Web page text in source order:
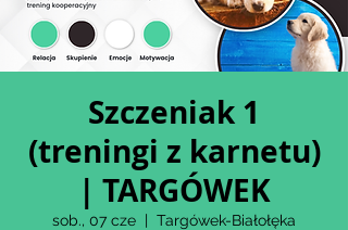
Szczeniak 1
(treningi z karnetu)
| TARGÓWEK
sob., 07 cze
  |
Targówek-Białołęka